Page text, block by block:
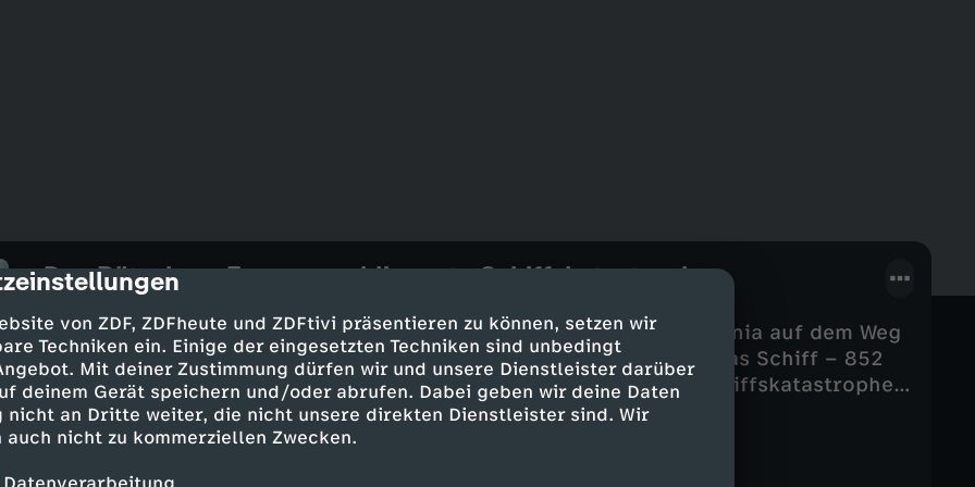
von ZDF, ZDFheute und ZDFtivi präsentieren zu können, setzen wir
Techniken ein. Einige der eingesetzten Techniken sind unbedingt
Mit deiner Zustimmung dürfen wir und unsere Dienstleister darüber
deinem Gerät speichern und/oder abrufen. Dabei geben wir deine Daten
nicht an Dritte weiter, die nicht unsere direkten Dienstleister sind. Wir
nicht zu kommerziellen Zwecken.
Das Rätsel um Europas schlimmste Schiffskatastrophe
In der Nacht auf den 28. September 1994 sinkt die Autofähre Estonia auf dem Weg
von Tallinn nach Stockholm. Innerhalb weniger Minuten kentert das Schiff – 852
Menschen sterben, nur 137 überleben. Es ist eine der größten Schiffskatastrophen
der europäischen Nachkriegsgeschichte.Die offizielle Untersuchung nennt
Konstruktionsmängel und schwere See als Hauptursachen. Doch bis heute sorgen